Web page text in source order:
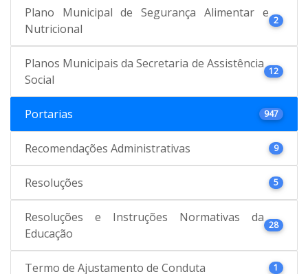
Plano Municipal de Segurança Alimentar e
Nutricional
2
Planos Municipais da Secretaria de Assistência
Social
12
Portarias 947
Recomendações Administrativas 9
Resoluções 5
Resoluções e Instruções Normativas da
Educação
28
Termo de Ajustamento de Conduta 1